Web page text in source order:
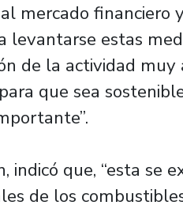
mercado financiero
levantarse estas
de la actividad
que sea
indicó que, “esta se
de los